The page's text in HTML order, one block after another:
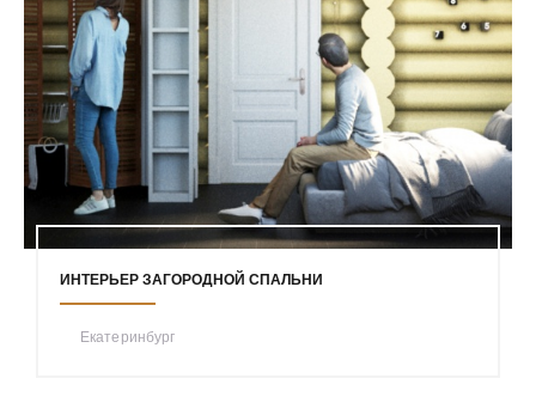
ИНТЕРЬЕР ЗАГОРОДНОЙ СПАЛЬНИ
Екатеринбург